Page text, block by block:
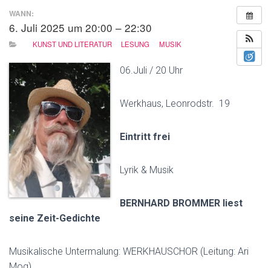
WANN:
6. Juli 2025 um 20:00 – 22:30
KUNST UND LITERATUR LESUNG MUSIK
06.Juli / 20 Uhr
Werkhaus, Leonrodstr. 19
Eintritt frei
Lyrik & Musik
BERNHARD BROMMER liest
seine Zeit-Gedichte
Musikalische Untermalung: WERKHAUSCHOR (Leitung: Ari